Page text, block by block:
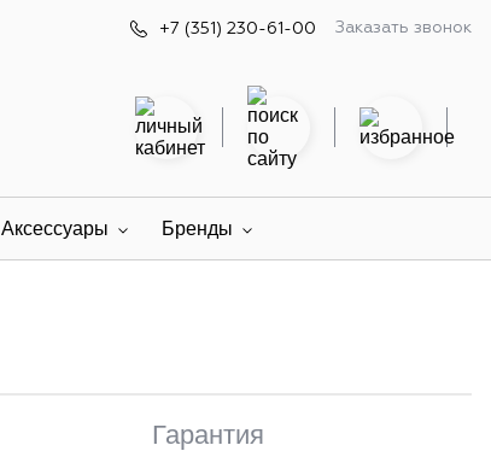
+7 (351) 230-61-00 Заказать звонок
Аксессуары Бренды
Гарантия